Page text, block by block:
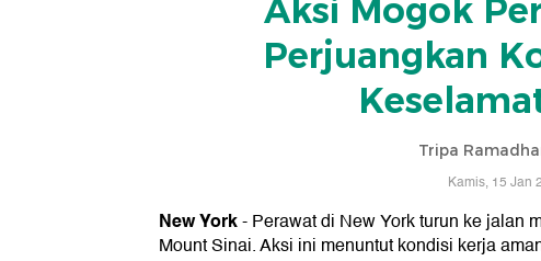
Aksi Mogok
Perjuangkan
Tripa
Kamis, 15 Jan
New York- Perawat di New York turun ke jalan
Mount Sinai. Aksi ini menuntut kondisi kerja